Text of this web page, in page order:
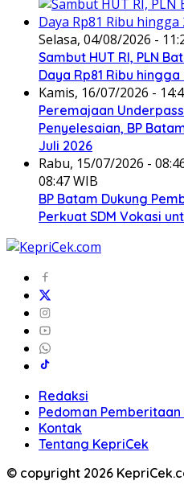
Selasa, 04/08/2026 -
Sambut HUT RI, PLN
Daya Rp81 Ribu
Kamis, 16/07/2026 -
Peremajaan
Penyelesaian, BP
Juli 2026
Rabu, 15/07/2026 -
08:47 WIB
BP Batam Dukung
Perkuat SDM Vokasi
Redaksi
Pedoman
Kontak
Tentang KepriCek
© copyright 2026